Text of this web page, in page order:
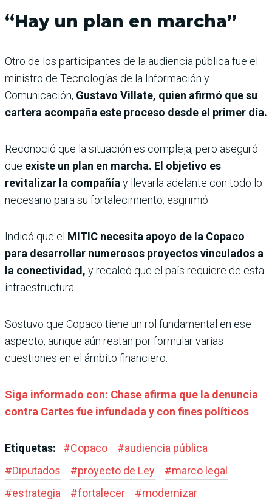
“Hay un plan en marcha”
Otro de los participantes de la audiencia pública fue el
ministro de Tecnologías de la Información y
Comunicación, Gustavo Villate, quien afirmó que su
cartera acompaña este proceso desde el primer día.
Reconoció que la situación es compleja, pero aseguró
que existe un plan en marcha. El objetivo es
revitalizar la compañía y llevarla adelante con todo lo
necesario para su fortalecimiento, esgrimió.
Indicó que el MITIC necesita apoyo de la Copaco
para desarrollar numerosos proyectos vinculados a
la conectividad, y recalcó que el país requiere de esta
infraestructura.
Sostuvo que Copaco tiene un rol fundamental en ese
aspecto, aunque aún restan por formular varias
cuestiones en el ámbito financiero.
Siga informado con: Chase afirma que la denuncia
contra Cartes fue infundada y con fines políticos
Etiquetas: #Copaco #audiencia pública
#Diputados #proyecto de Ley #marco legal
#estrategia #fortalecer #modernizar